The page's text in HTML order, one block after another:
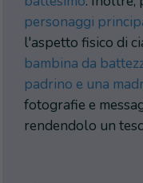
personaggi
l'aspetto fisico di
bambina da
padrino e una
fotografie e
rendendolo un